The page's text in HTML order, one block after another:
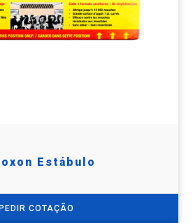
Estábulo
COTAÇÃO